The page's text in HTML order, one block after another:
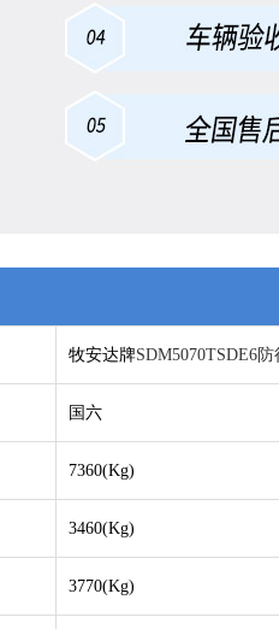
牧安达牌SDM5070TSDE6
国六
7360(Kg)
3460(Kg)
3770(Kg)